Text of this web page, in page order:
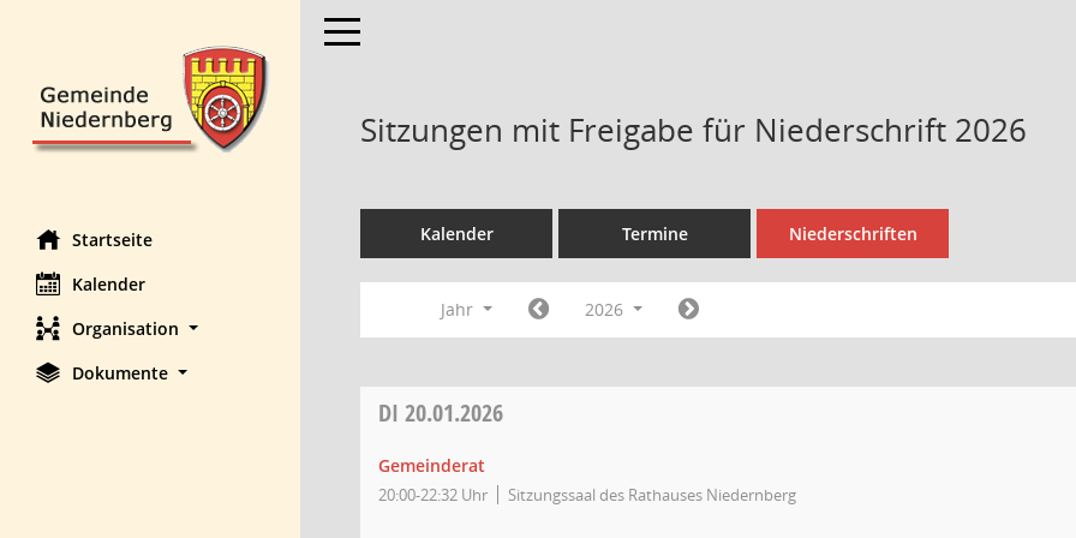
Startseite
Kalender
Organisation
Dokumente
Toggle navigation
Sitzungen mit Freigabe für Niederschrift 2026
Kalender Termine Niederschriften
Jahr 2026
DI 20.01.2026
Gemeinderat
20:00-22:32 Uhr Sitzungssaal des Rathauses Niedernberg